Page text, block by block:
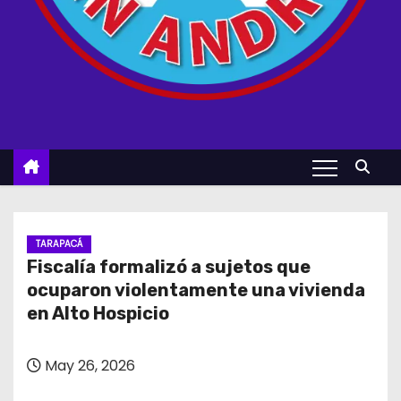
TARAPACÁ
Fiscalía formalizó a sujetos que
ocuparon violentamente una vivienda
en Alto Hospicio
May 26, 2026